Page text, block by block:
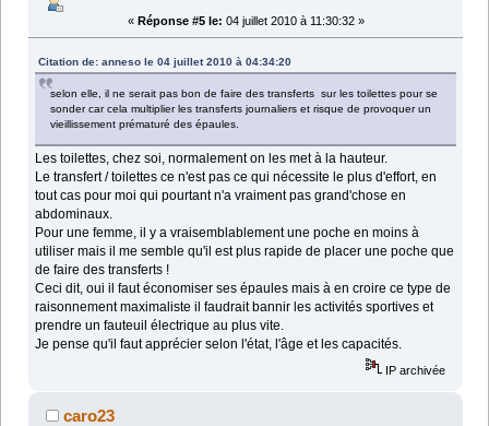
« Réponse #5 le: 04 juillet 2010 à 11:30:32 »
Citation de: anneso le 04 juillet 2010 à 04:34:20
selon elle, il ne serait pas bon de faire des transferts sur les toilettes pour se
sonder car cela multiplier les transferts journaliers et risque de provoquer un
vieillissement prématuré des épaules.
Les toilettes, chez soi, normalement on les met à la hauteur.
Le transfert / toilettes ce n'est pas ce qui nécessite le plus d'effort, en
tout cas pour moi qui pourtant n'a vraiment pas grand'chose en
abdominaux.
Pour une femme, il y a vraisemblablement une poche en moins à
utiliser mais il me semble qu'il est plus rapide de placer une poche que
de faire des transferts !
Ceci dit, oui il faut économiser ses épaules mais à en croire ce type de
raisonnement maximaliste il faudrait bannir les activités sportives et
prendre un fauteuil électrique au plus vite.
Je pense qu'il faut apprécier selon l'état, l'âge et les capacités.
IP archivée
caro23